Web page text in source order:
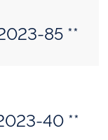
85 **
40 **